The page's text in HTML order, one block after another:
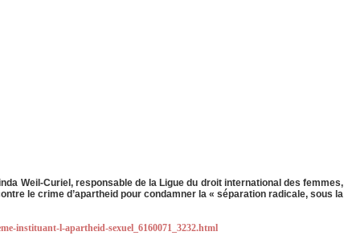
Weil-Curiel, responsable de la Ligue du droit international des femmes,
le crime d’apartheid pour condamner la « séparation radicale, sous la
instituant-l-apartheid-sexuel_6160071_3232.html